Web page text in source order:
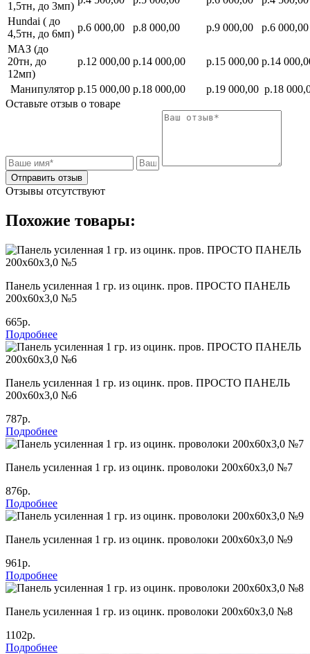
1,5тн, до 3мп)
Hundai ( до
4,5тн, до 6мп)
р.6 000,00 р.8 000,00 р.9 000,00
р.6 000,00
МАЗ (до
20тн, до
12мп)
р.12 000,00 р.14 000,00 р.15 000,00 р.14
Манипулятор р.15 000,00 р.18 000,00 р.19 000,00 р.18
Оставьте отзыв о товаре
Отправить отзыв
Отзывы отсутствуют
Похожие товары:
Панель усиленная 1 гр. из оцинк. пров. ПРОСТО ПАНЕЛЬ
200х60х3,0 №5
665р.
Подробнее
Панель усиленная 1 гр. из оцинк. пров. ПРОСТО ПАНЕЛЬ
200х60х3,0 №6
787р.
Подробнее
Панель усиленная 1 гр. из оцинк. проволоки 200х60х3,0 №7
876р.
Подробнее
Панель усиленная 1 гр. из оцинк. проволоки 200х60х3,0 №9
961р.
Подробнее
Панель усиленная 1 гр. из оцинк. проволоки 200х60х3,0 №8
1102р.
Подробнее